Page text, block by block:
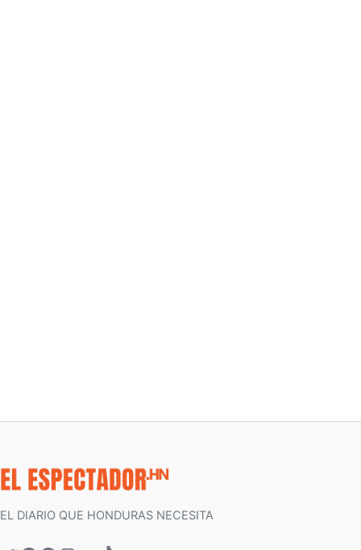
EL DIARIO QUE HONDURAS NECESITA